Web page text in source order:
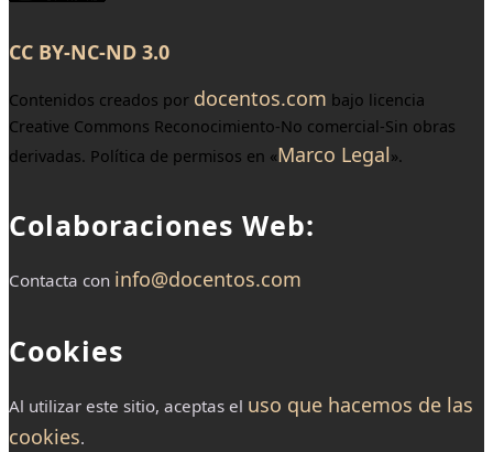
CC BY-NC-ND 3.0
Contenidos creados por docentos.com bajo licencia
Creative Commons Reconocimiento-No comercial-Sin obras
derivadas. Política de permisos en «Marco Legal».
Colaboraciones Web:
Contacta con info@docentos.com
Cookies
Al utilizar este sitio, aceptas el uso que hacemos de las
cookies.